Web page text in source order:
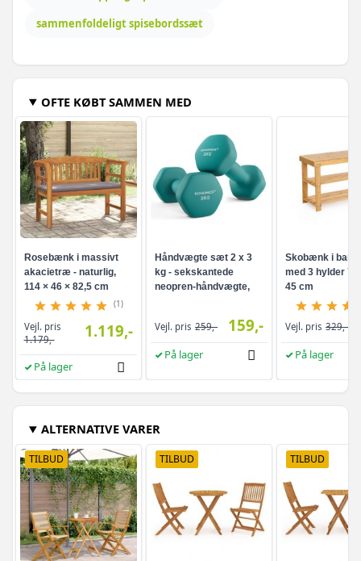
sammenfoldeligt spisebordssæt
OFTE KØBT SAMMEN MED
Rosebænk i massivt
akacietræ - naturlig,
114 × 46 × 82,5 cm
(1)
Vejl. pris
1.179,-
1.119,-
På lager
Håndvægte sæt 2 x 3
kg - sekskantede
neopren-håndvægte,
Vejl. pris 259,- 159,-
På lager
Skobænk i
med 3 hylder 70
45 cm
Vejl. pris 329,-
På lager
ALTERNATIVE VARER
TILBUD TILBUD TILBUD